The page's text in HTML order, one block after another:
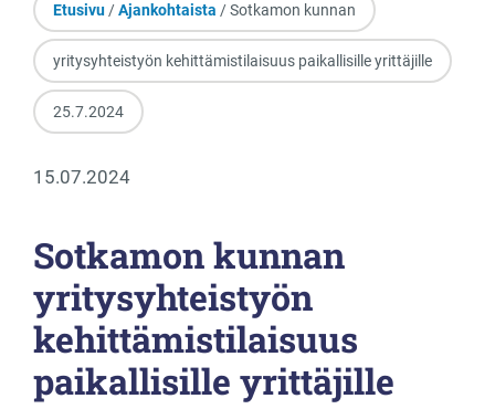
Etusivu/Ajankohtaista / Sotkamon kunnan
yritysyhteistyön kehittämistilaisuus paikallisille yrittäjille
25.7.2024
15.07.2024
Sotkamon kunnan
yritysyhteistyön
kehittämistilaisuus
paikallisille yrittäjille